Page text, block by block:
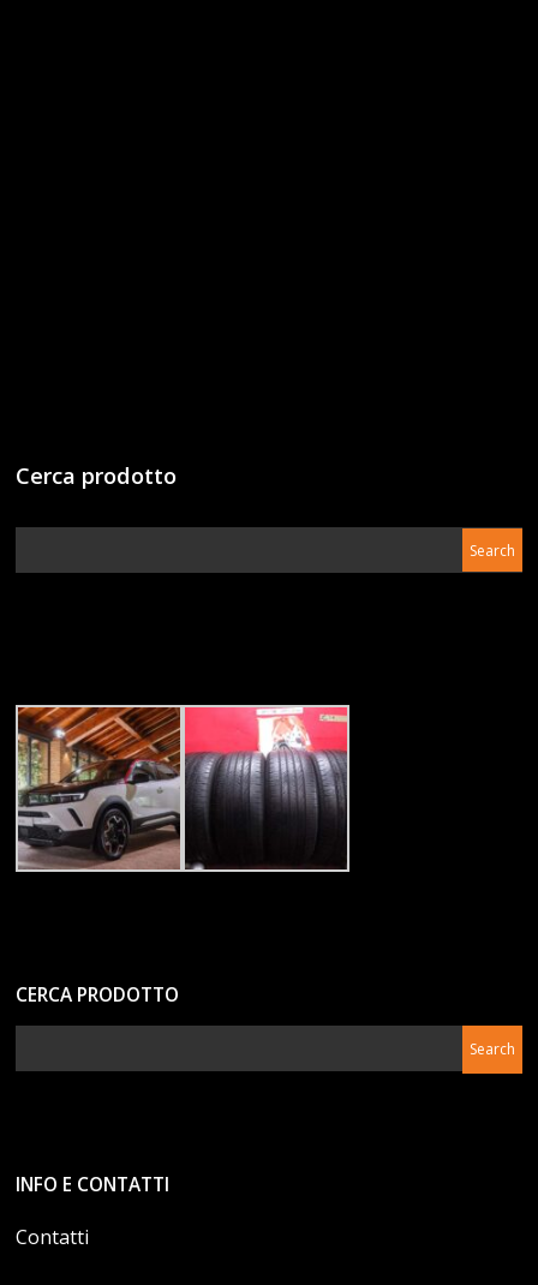
Cerca prodotto
CERCA PRODOTTO
INFO E CONTATTI
Contatti